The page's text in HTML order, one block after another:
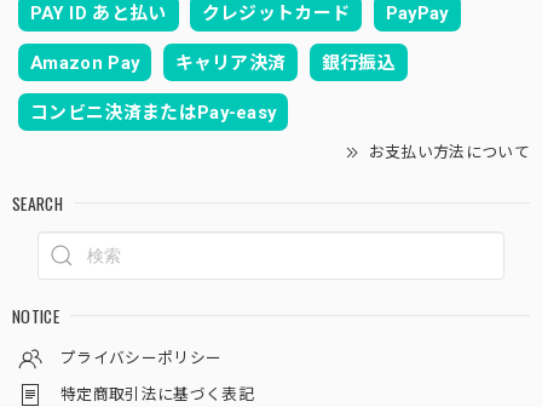
PAY ID あと払い クレジットカード PayPay
Amazon Pay キャリア決済 銀行振込
コンビニ決済またはPay-easy
お支払い方法について
SEARCH
NOTICE
プライバシーポリシー
特定商取引法に基づく表記